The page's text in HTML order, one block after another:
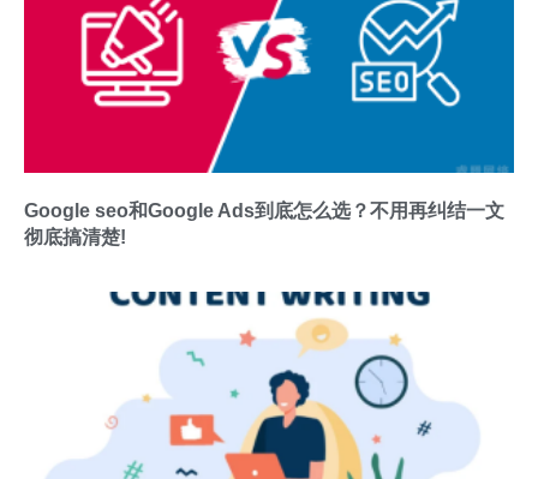
Google seo和Google Ads到底怎么选？不用再纠结一文
彻底搞清楚!